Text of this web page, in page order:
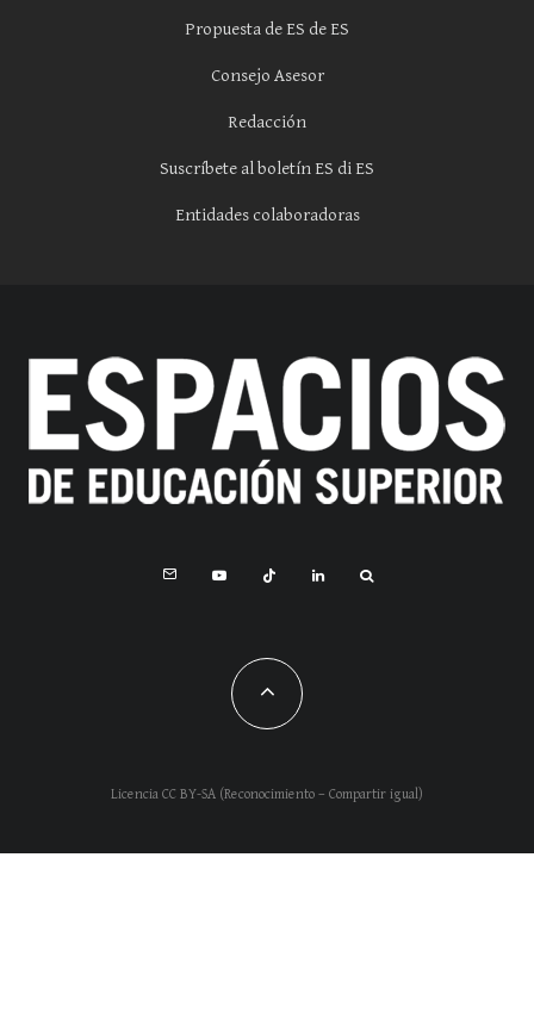
Propuesta de ES de ES
Consejo Asesor
Redacción
Suscríbete al boletín ES di ES
Entidades colaboradoras
Licencia CC BY-SA (Reconocimiento – Compartir igual)